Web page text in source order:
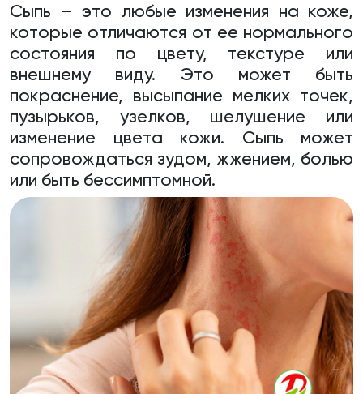
Сыпь – это любые изменения на коже,
которые отличаются от ее нормального
состояния по цвету, текстуре или
внешнему виду. Это может быть
покраснение, высыпание мелких точек,
пузырьков, узелков, шелушение или
изменение цвета кожи. Сыпь может
сопровождаться зудом, жжением, болью
или быть бессимптомной.